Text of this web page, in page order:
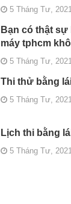
5 Tháng Tư, 2021
Bạn có thật sự
máy tphcm
5 Tháng Tư, 2021
Thi thử bằng
5 Tháng Tư, 2021
Lịch thi bằng
5 Tháng Tư, 2021